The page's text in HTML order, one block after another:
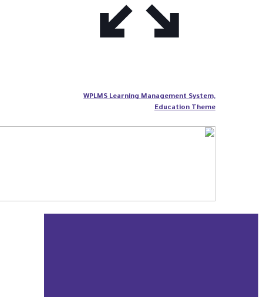
WPLMS Learning Management System,
Education Theme